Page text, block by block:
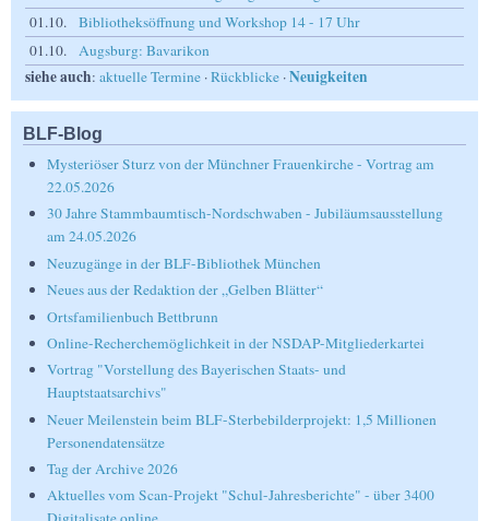
01.10.
Bibliotheksöffnung und Workshop 14 - 17 Uhr
01.10.
Augsburg: Bavarikon
siehe auch: aktuelle Termine ·Rückblicke ·Neuigkeiten
BLF-Blog
Mysteriöser Sturz von der Münchner Frauenkirche - Vortrag am
22.05.2026
30 Jahre Stammbaumtisch-Nordschwaben - Jubiläumsausstellung
am 24.05.2026
Neuzugänge in der BLF-Bibliothek München
Neues aus der Redaktion der „Gelben Blätter“
Ortsfamilienbuch Bettbrunn
Online-Recherchemöglichkeit in der NSDAP-Mitgliederkartei
Vortrag "Vorstellung des Bayerischen Staats- und
Hauptstaatsarchivs"
Neuer Meilenstein beim BLF-Sterbebilderprojekt: 1,5 Millionen
Personendatensätze
Tag der Archive 2026
Aktuelles vom Scan-Projekt "Schul-Jahresberichte" - über 3400